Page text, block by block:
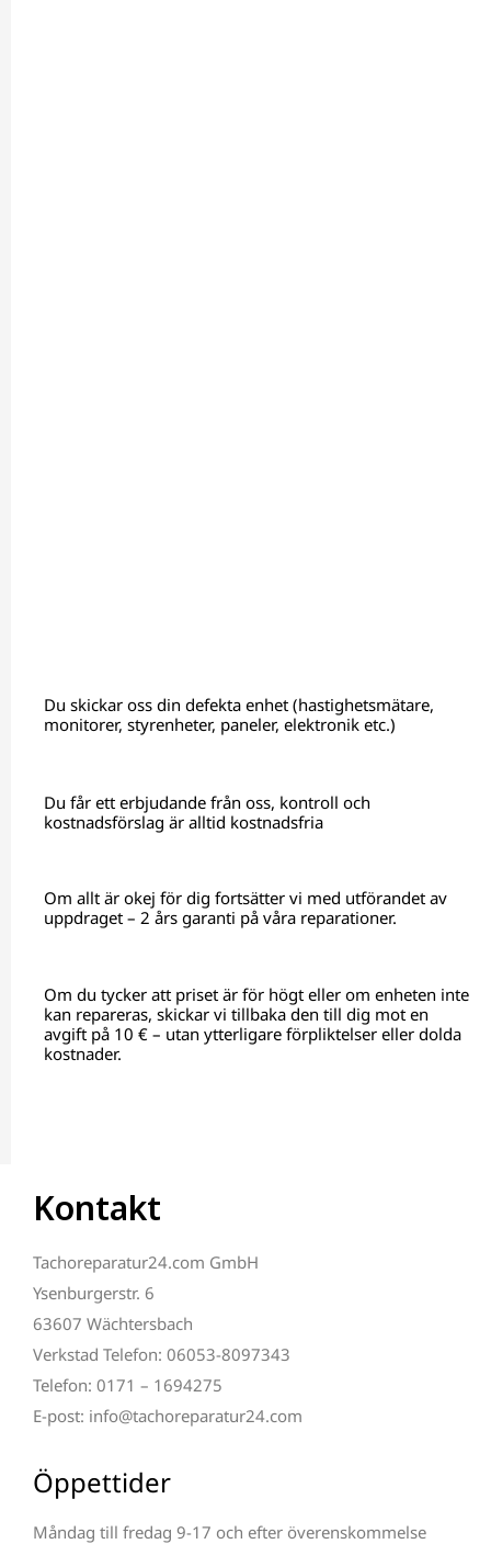
Du skickar oss din defekta enhet (hastighetsmätare,
monitorer, styrenheter, paneler, elektronik etc.)
Du får ett erbjudande från oss, kontroll och
kostnadsförslag är alltid kostnadsfria
Om allt är okej för dig fortsätter vi med utförandet av
uppdraget – 2 års garanti på våra reparationer.
Om du tycker att priset är för högt eller om enheten inte
kan repareras, skickar vi tillbaka den till dig mot en
avgift på 10 € – utan ytterligare förpliktelser eller dolda
kostnader.
Kontakt
Tachoreparatur24.com GmbH
Ysenburgerstr. 6
63607 Wächtersbach
Verkstad Telefon: 06053-8097343
Telefon: 0171 – 1694275
E-post: info@tachoreparatur24.com
Öppettider
Måndag till fredag 9-17 och efter överenskommelse